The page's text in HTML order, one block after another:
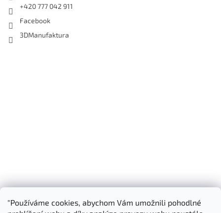
"Používáme cookies, abychom Vám umožnili pohodlné
+420 777 042 911
Facebook
3DManufaktura
Shoptet.cz 3D Manufaktura s.r.o.